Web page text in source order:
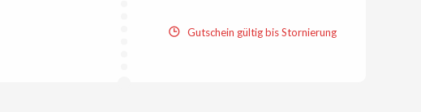
Gutschein gültig bis Stornierung